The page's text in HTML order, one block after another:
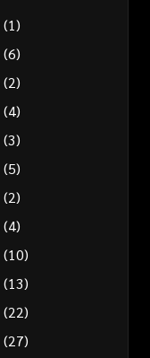
(1)
(6)
(2)
(4)
(3)
(5)
(2)
(4)
(10)
(13)
(22)
(27)